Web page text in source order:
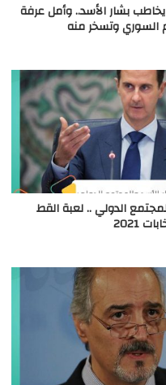
بشار الأسد.. وأمل عرفة
السوري وتسخر منه
الدولي .. لعبة القط
2021